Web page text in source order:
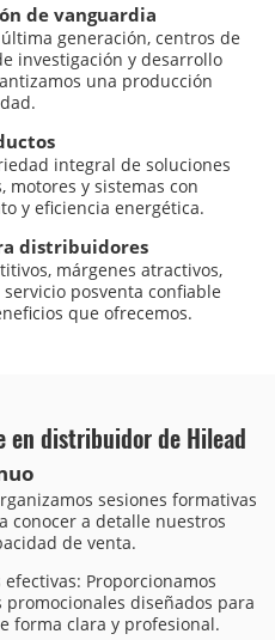
de vanguardia
generación, centros de
investigación y desarrollo
una producción
integral de soluciones
motores y sistemas con
y eficiencia energética.
distribuidores
márgenes atractivos,
posventa confiable
que ofrecemos.
en distribuidor de Hilead
sesiones formativas
conocer a detalle nuestros
de venta.
Proporcionamos
promocionales diseñados para
forma clara y profesional.